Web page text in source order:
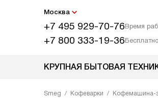
Москва
+7 495 929-70-76Время
+7 800 333-19-36
КРУПНАЯ БЫТОВАЯ
Smeg Кофеварки Кофемашина-